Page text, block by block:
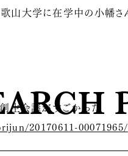
山大学に在学中の小幡
生会議がすごかった
20170611-00071965/